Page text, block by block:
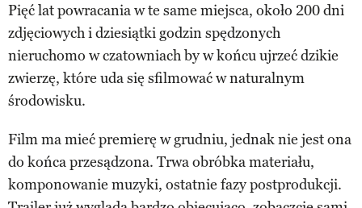
Pięć lat powracania w te same miejsca, około 200 dni
zdjęciowych i dziesiątki godzin spędzonych
nieruchomo w czatowniach by w końcu ujrzeć dzikie
zwierzę, które uda się sfilmować w naturalnym
środowisku.
Film ma mieć premierę w grudniu, jednak nie jest ona
do końca przesądzona. Trwa obróbka materiału,
komponowanie muzyki, ostatnie fazy postprodukcji.